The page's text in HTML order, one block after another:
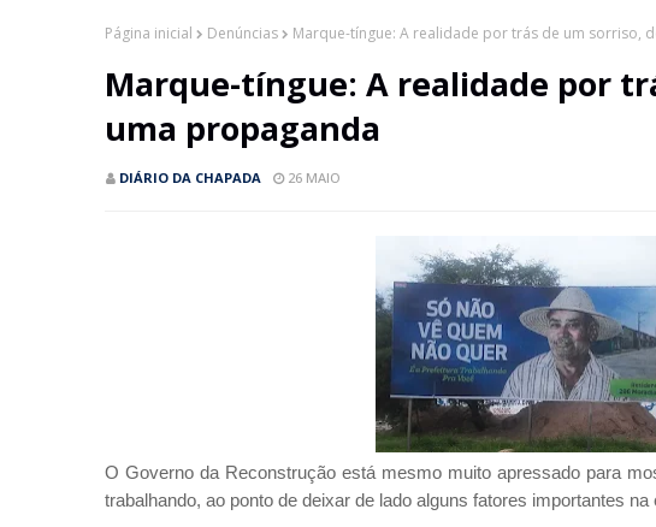
Página inicial Denúncias Marque-tíngue: A realidade por trás de um sorriso,
Marque-tíngue: A realidade por
uma propaganda
DIÁRIO DA CHAPADA 26 MAIO
O Governo da Reconstrução está mesmo muito apressado para
trabalhando, ao ponto de deixar de lado alguns fatores importantes